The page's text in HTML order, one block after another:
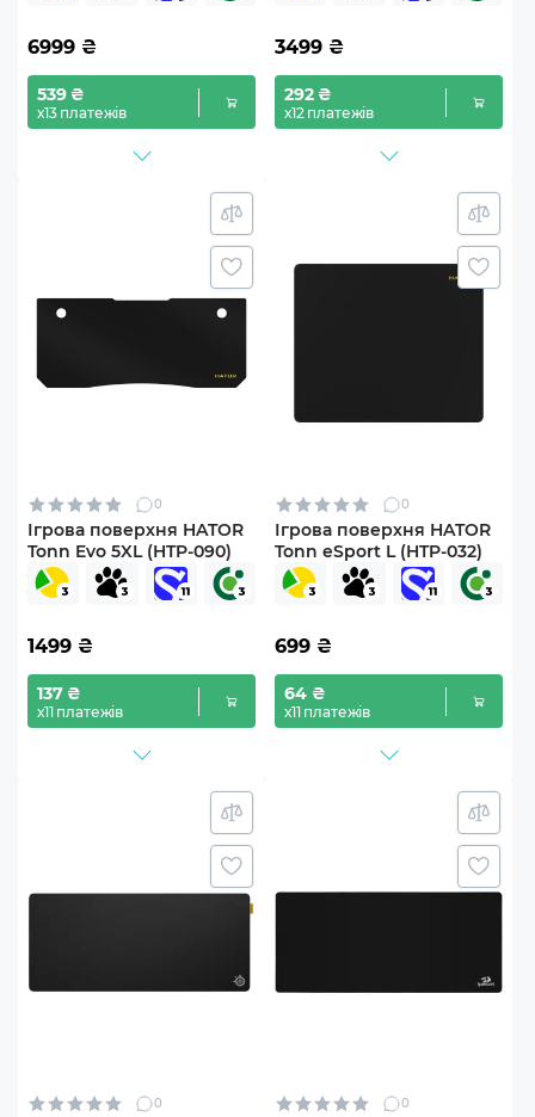
6999 ₴
539 ₴
х13 платежів
3499 ₴
292 ₴
х12 платежів
0
Ігрова поверхня HATOR
Tonn Evo 5XL (HTP-090)
1499 ₴
137 ₴
х11 платежів
0
Ігрова поверхня HATOR
Tonn eSport L (HTP-032)
699 ₴
64 ₴
х11 платежів
0 0